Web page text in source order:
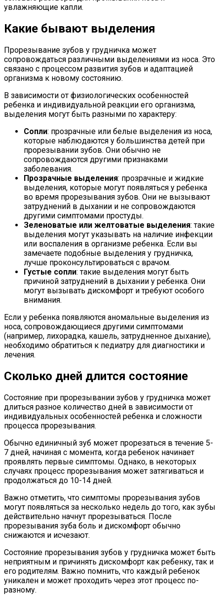
увлажняющие капли.
Какие бывают выделения
Прорезывание зубов у грудничка может
сопровождаться различными выделениями из носа. Это
связано с процессом развития зубов и адаптацией
организма к новому состоянию.
В зависимости от физиологических особенностей
ребенка и индивидуальной реакции его организма,
выделения могут быть разными по характеру:
Сопли: прозрачные или белые выделения из носа,
которые наблюдаются у большинства детей при
прорезывании зубов. Они обычно не
сопровождаются другими признаками
заболевания.
Прозрачные выделения: прозрачные и жидкие
выделения, которые могут появляться у ребенка
во время прорезывания зубов. Они не вызывают
затруднений в дыхании и не сопровождаются
другими симптомами простуды.
Зеленоватые или желтоватые выделения: такие
выделения могут указывать на наличие инфекции
или воспаления в организме ребенка. Если вы
замечаете подобные выделения у грудничка,
лучше проконсультироваться с врачом.
Густые сопли: такие выделения могут быть
причиной затруднений в дыхании у ребенка. Они
могут вызывать дискомфорт и требуют особого
внимания.
Если у ребенка появляются аномальные выделения из
носа, сопровождающиеся другими симптомами
(например, лихорадка, кашель, затрудненное дыхание),
необходимо обратиться к педиатру для диагностики и
лечения.
Сколько дней длится состояние
Состояние при прорезывании зубов у грудничка может
длиться разное количество дней в зависимости от
индивидуальных особенностей ребенка и сложности
процесса прорезывания.
Обычно единичный зуб может прорезаться в течение 5-
7 дней, начиная с момента, когда ребенок начинает
проявлять первые симптомы. Однако, в некоторых
случаях процесс прорезывания может затягиваться и
продолжаться до 10-14 дней.
Важно отметить, что симптомы прорезывания зубов
могут появляться за несколько недель до того, как зубы
действительно начнут прорезываться. После
прорезывания зуба боль и дискомфорт обычно
снижаются и исчезают.
Состояние прорезывания зубов у грудничка может быть
неприятным и причинять дискомфорт как ребенку, так и
его родителям. Важно помнить, что каждый ребенок
уникален и может проходить через этот процесс по-
разному.